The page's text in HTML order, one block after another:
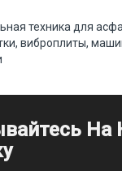
техника для
виброплиты,
На